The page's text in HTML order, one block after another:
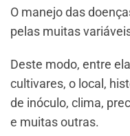
O manejo das
pelas muitas
Deste modo, entre
cultivares, o local,
de inóculo, clima,
e muitas outras.